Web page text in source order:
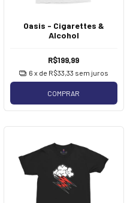
Oasis - Cigarettes &
Alcohol
R$199,99
6 x de R$33,33 sem juros
COMPRAR